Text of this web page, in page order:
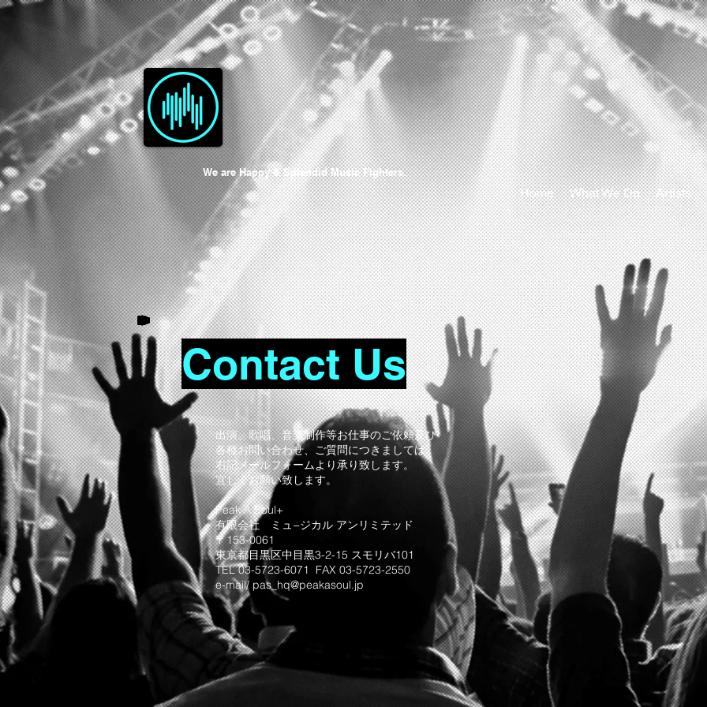
＋
We are Happy & Splendid Music Fighters.
Home What We Do Artists
Contact Us
出演、歌唱、音楽制作等お仕事のご依頼及び
各種お問い合わせ、ご質問につきましては
右記メールフォームより承り致します。
宜しくお願い致します。
Peak A Soul+
有限会社 ミュ−ジカル アンリミテッド
〒153-0061
東京都目黒区中目黒3-2-15 スモリバ101
TEL 03-5723-6071 FAX 03-5723-2550
e-mail/ pas_hq@peakasoul.jp